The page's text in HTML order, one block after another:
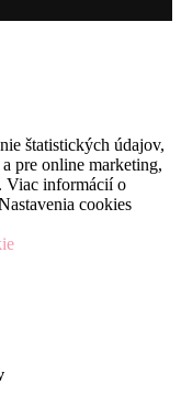
štatistických údajov,
pre online marketing,
Viac informácií o
cookies